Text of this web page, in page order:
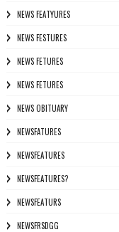
NEWS FEATYURES
NEWS FESTURES
NEWS FETURES
NEWS FETURES
NEWS OBITUARY
NEWSFATURES
NEWSFEATURES
NEWSFEATURES?
NEWSFEATURS
NEWSFRSDGG